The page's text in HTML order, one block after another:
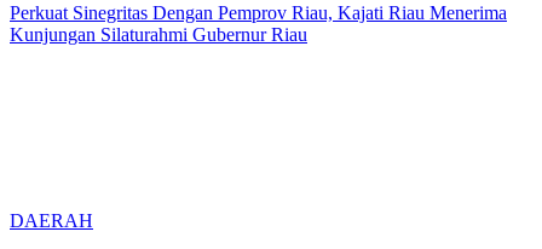
Perkuat Sinegritas Dengan Pemprov Riau, Kajati Riau Menerima
Kunjungan Silaturahmi Gubernur Riau
DAERAH